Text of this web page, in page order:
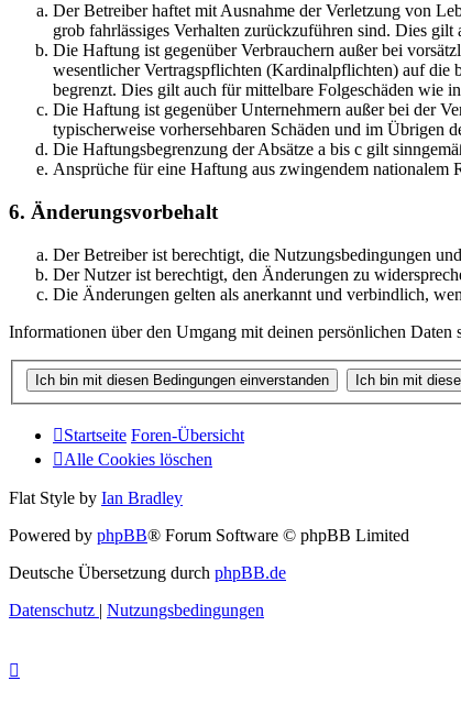
Der Betreiber haftet mit Ausnahme der Verletzung von
grob fahrlässiges Verhalten zurückzuführen sind. Dies
Die Haftung ist gegenüber Verbrauchern außer bei
wesentlicher Vertragspflichten (Kardinalpflichten) auf die
begrenzt. Dies gilt auch für mittelbare Folgeschäden wie
Die Haftung ist gegenüber Unternehmern außer bei der
typischerweise vorhersehbaren Schäden und im Übrigen
Die Haftungsbegrenzung der Absätze a bis c gilt
Ansprüche für eine Haftung aus zwingendem nationalem
6. Änderungsvorbehalt
Der Betreiber ist berechtigt, die Nutzungsbedingungen
Der Nutzer ist berechtigt, den Änderungen zu
Die Änderungen gelten als anerkannt und verbindlich,
Informationen über den Umgang mit deinen persönlichen Daten
Startseite Foren-Übersicht
Alle Cookies löschen
Flat Style by Ian Bradley
Powered by phpBB® Forum Software © phpBB Limited
Deutsche Übersetzung durch phpBB.de
Datenschutz | Nutzungsbedingungen